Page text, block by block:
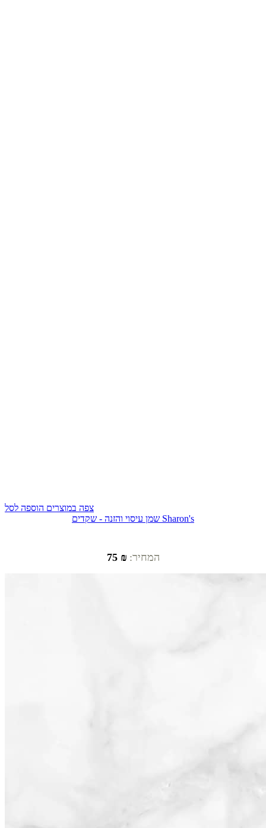
צפה במוצרים הוספה לסל
שמן עיסוי והזנה - שקדים Sharon's
המחיר: ₪ 75